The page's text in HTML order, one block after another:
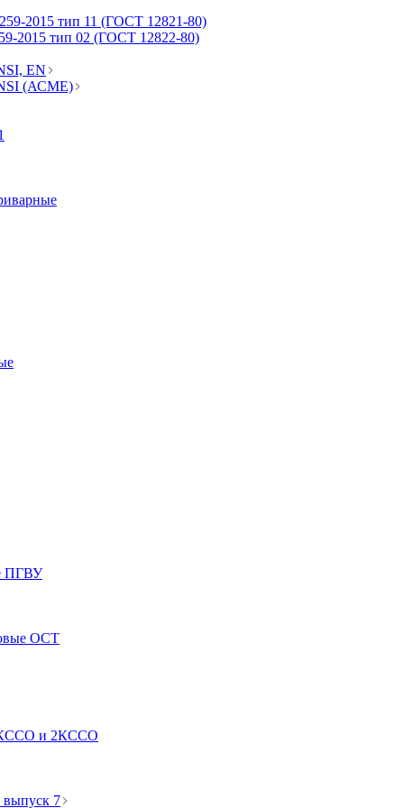
2015 тип 11 (ГОСТ 12821-80)
2015 тип 02 (ГОСТ 12822-80)
EN
(АСМЕ)
ПГВУ
ОСТ
КССО и 2КССО
выпуск 7